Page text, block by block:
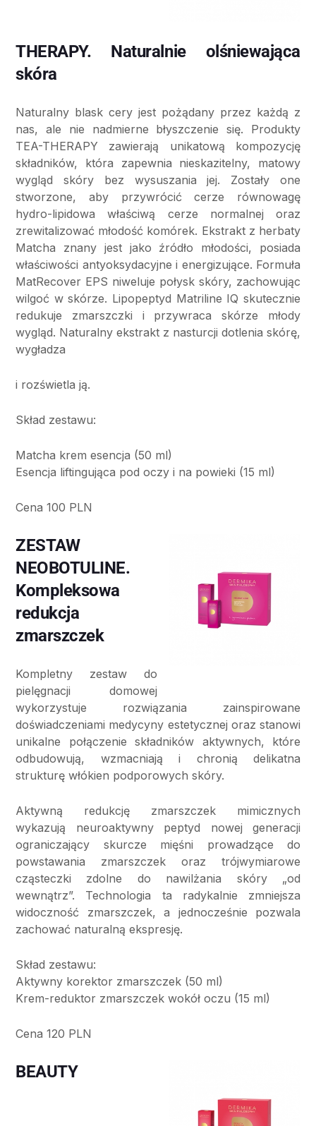
THERAPY. Naturalnie olśniewająca
skóra
Naturalny blask cery jest pożądany przez każdą z
nas, ale nie nadmierne błyszczenie się. Produkty
TEA-THERAPY zawierają unikatową kompozycję
składników, która zapewnia nieskazitelny, matowy
wygląd skóry bez wysuszania jej. Zostały one
stworzone, aby przywrócić cerze równowagę
hydro-lipidowa właściwą cerze normalnej oraz
zrewitalizować młodość komórek. Ekstrakt z herbaty
Matcha znany jest jako źródło młodości, posiada
właściwości antyoksydacyjne i energizujące. Formuła
MatRecover EPS niweluje połysk skóry, zachowując
wilgoć w skórze. Lipopeptyd Matriline IQ skutecznie
redukuje zmarszczki i przywraca skórze młody
wygląd. Naturalny ekstrakt z nasturcji dotlenia skórę,
wygładza
i rozświetla ją.
Skład zestawu:
Matcha krem esencja (50 ml)
Esencja liftingująca pod oczy i na powieki (15 ml)
Cena 100 PLN
ZESTAW
NEOBOTULINE.
Kompleksowa
redukcja
zmarszczek
Kompletny zestaw do
pielęgnacji domowej
wykorzystuje rozwiązania zainspirowane
doświadczeniami medycyny estetycznej oraz stanowi
unikalne połączenie składników aktywnych, które
odbudowują, wzmacniają i chronią delikatna
strukturę włókien podporowych skóry.
Aktywną redukcję zmarszczek mimicznych
wykazują neuroaktywny peptyd nowej generacji
ograniczający skurcze mięśni prowadzące do
powstawania zmarszczek oraz trójwymiarowe
cząsteczki zdolne do nawilżania skóry „od
wewnątrz”. Technologia ta radykalnie zmniejsza
widoczność zmarszczek, a jednocześnie pozwala
zachować naturalną ekspresję.
Skład zestawu:
Aktywny korektor zmarszczek (50 ml)
Krem-reduktor zmarszczek wokół oczu (15 ml)
Cena 120 PLN
BEAUTY